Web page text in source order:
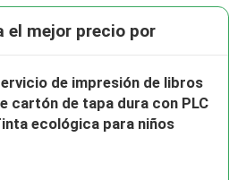
el mejor precio por
de impresión de libros
cartón de tapa dura con PLC
ecológica para niños